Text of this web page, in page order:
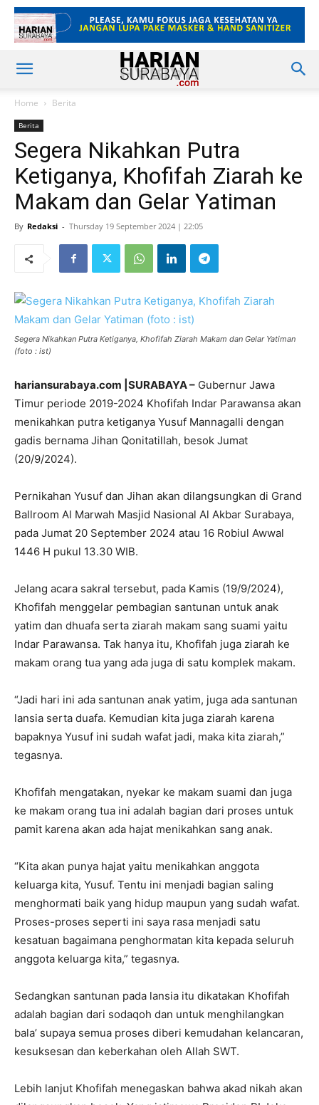
Home Berita
Berita
Segera Nikahkan Putra
Ketiganya, Khofifah Ziarah ke
Makam dan Gelar Yatiman
By Redaksi - Thursday 19 September 2024 | 22:05
Segera Nikahkan Putra Ketiganya, Khofifah Ziarah Makam dan Gelar Yatiman
(foto : ist)
hariansurabaya.com |SURABAYA – Gubernur Jawa
Timur periode 2019-2024 Khofifah Indar Parawansa akan
menikahkan putra ketiganya Yusuf Mannagalli dengan
gadis bernama Jihan Qonitatillah, besok Jumat
(20/9/2024).
Pernikahan Yusuf dan Jihan akan dilangsungkan di Grand
Ballroom Al Marwah Masjid Nasional Al Akbar Surabaya,
pada Jumat 20 September 2024 atau 16 Robiul Awwal
1446 H pukul 13.30 WIB.
Jelang acara sakral tersebut, pada Kamis (19/9/2024),
Khofifah menggelar pembagian santunan untuk anak
yatim dan dhuafa serta ziarah makam sang suami yaitu
Indar Parawansa. Tak hanya itu, Khofifah juga ziarah ke
makam orang tua yang ada juga di satu komplek makam.
“Jadi hari ini ada santunan anak yatim, juga ada santunan
lansia serta duafa. Kemudian kita juga ziarah karena
bapaknya Yusuf ini sudah wafat jadi, maka kita ziarah,”
tegasnya.
Khofifah mengatakan, nyekar ke makam suami dan juga
ke makam orang tua ini adalah bagian dari proses untuk
pamit karena akan ada hajat menikahkan sang anak.
“Kita akan punya hajat yaitu menikahkan anggota
keluarga kita, Yusuf. Tentu ini menjadi bagian saling
menghormati baik yang hidup maupun yang sudah wafat.
Proses-proses seperti ini saya rasa menjadi satu
kesatuan bagaimana penghormatan kita kepada seluruh
anggota keluarga kita,” tegasnya.
Sedangkan santunan pada lansia itu dikatakan Khofifah
adalah bagian dari sodaqoh dan untuk menghilangkan
bala’ supaya semua proses diberi kemudahan kelancaran,
kesuksesan dan keberkahan oleh Allah SWT.
Lebih lanjut Khofifah menegaskan bahwa akad nikah akan